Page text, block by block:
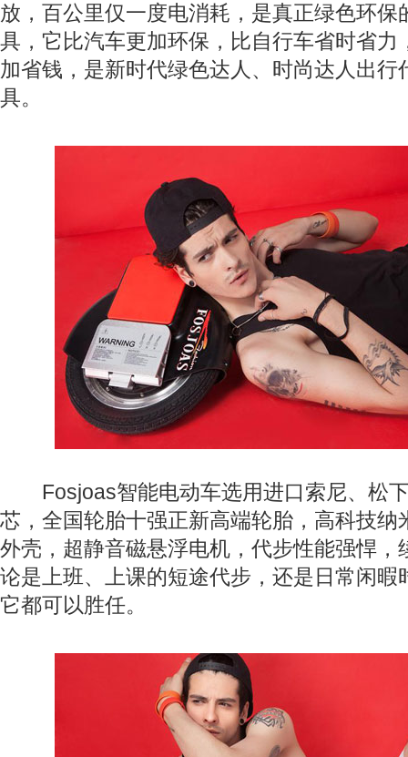
放，百公里仅一度电消耗，是真正绿色环保
具，它比汽车更加环保，比自行车省时省力
加省钱，是新时代绿色达人、时尚达人出行
具。
Fosjoas智能电动车选用进口索尼、松
芯，全国轮胎十强正新高端轮胎，高科技纳
外壳，超静音磁悬浮电机，代步性能强悍，
论是上班、上课的短途代步，还是日常闲暇
它都可以胜任。